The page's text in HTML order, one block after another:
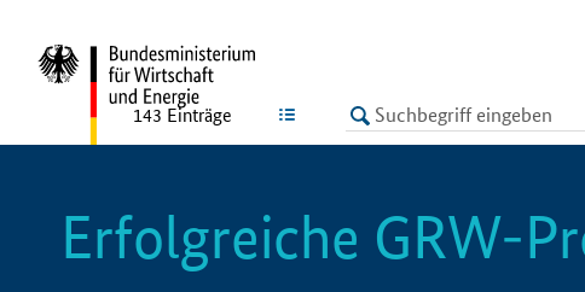
LISTE
143 Einträge
Erfolgreiche GRW-